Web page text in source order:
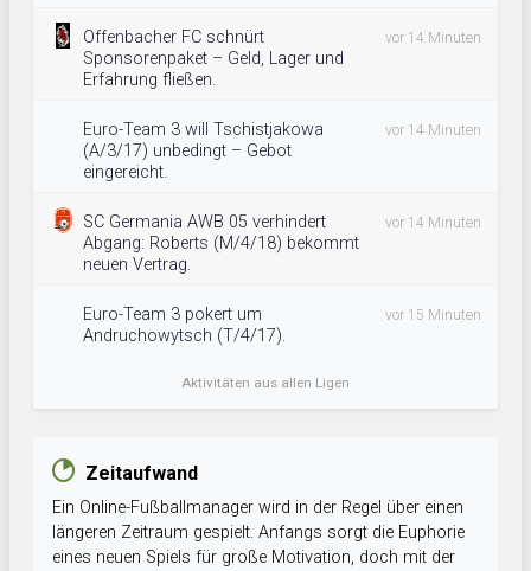
Offenbacher FC schnürt
Sponsorenpaket – Geld, Lager und
Erfahrung fließen.
vor 14 Minuten
Euro-Team 3 will Tschistjakowa
(A/3/17) unbedingt – Gebot
eingereicht.
vor 14 Minuten
SC Germania AWB 05 verhindert
Abgang: Roberts (M/4/18) bekommt
neuen Vertrag.
vor 14 Minuten
Euro-Team 3 pokert um
Andruchowytsch (T/4/17).
vor 15 Minuten
Aktivitäten aus allen Ligen
Zeitaufwand
Ein Online-Fußballmanager wird in der Regel über einen
längeren Zeitraum gespielt. Anfangs sorgt die Euphorie
eines neuen Spiels für große Motivation, doch mit der